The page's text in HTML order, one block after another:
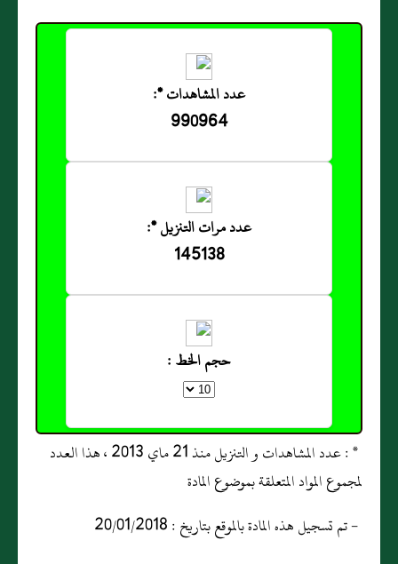
عدد المشاهدات *:
990964
عدد مرات التنزيل *:
145138
حجم الخط :
* : عدد المشاهدات و التنزيل منذ 21 ماي 2013 ، هذا العدد
لمجموع المواد المتعلقة بموضوع المادة
- تم تسجيل هذه المادة بالموقع بتاريخ : 20/01/2018